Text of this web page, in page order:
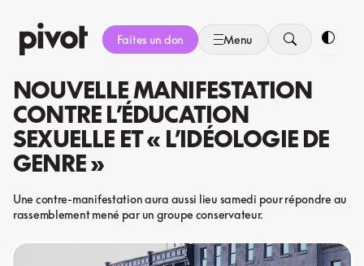
au
contenu
Faites un don Menu
NOUVELLE MANIFESTATION
CONTRE L’ÉDUCATION
SEXUELLE ET « L’IDÉOLOGIE DE
GENRE »
Une contre-manifestation aura aussi lieu samedi pour répondre au
rassemblement mené par un groupe conservateur.